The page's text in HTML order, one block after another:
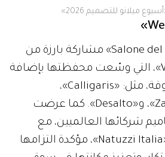
ميلانو للتصميم 2026»
شهد «Salone del Mobile 2026» مشاركة بارزة من
«Western Furniture»، التي وسّعت محفظتها بإضافة
علامات إيطالية مرموقة، مثل: «Calligaris»،
و«Cierre»، و«Zanotta»، و«Desalto». كما عرضت
شركائها العالميين، مع
تسليط الضوء على «Natuzzi Italia»، مؤكدة التزامها